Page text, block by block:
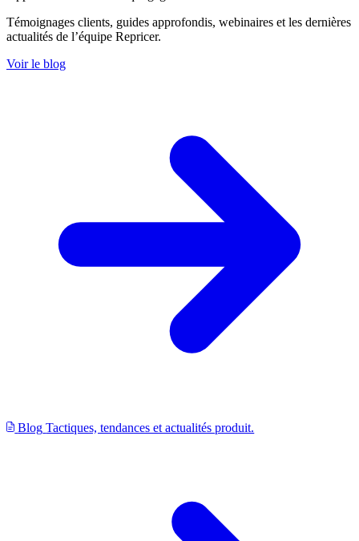
Témoignages clients, guides approfondis, webinaires et les dernières
actualités de l’équipe Repricer.
Voir le blog
Blog Tactiques, tendances et actualités produit.